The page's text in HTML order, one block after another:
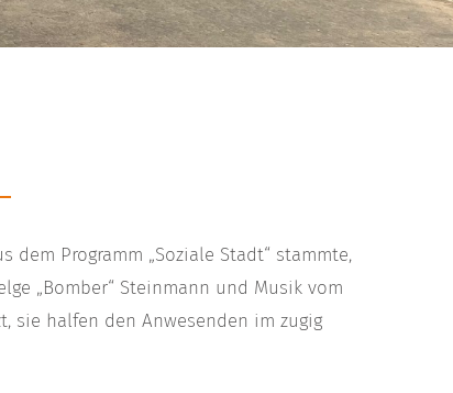
Programm „Soziale Stadt“ stammte,
„Bomber“ Steinmann und Musik vom
sie halfen den Anwesenden im zugig